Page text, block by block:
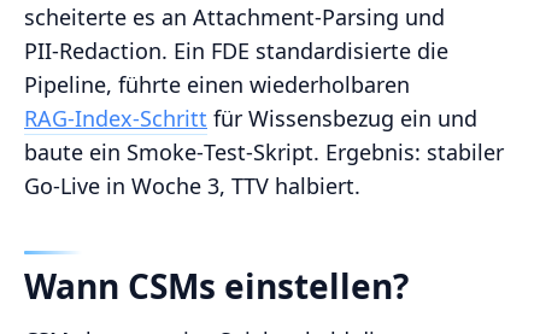
scheiterte es an Attachment‑Parsing und
PII‑Redaction. Ein FDE standardisierte die
Pipeline, führte einen wiederholbaren
RAG‑Index‑Schritt für Wissensbezug ein und
baute ein Smoke‑Test‑Skript. Ergebnis: stabiler
Go‑Live in Woche 3, TTV halbiert.
Wann CSMs einstellen?